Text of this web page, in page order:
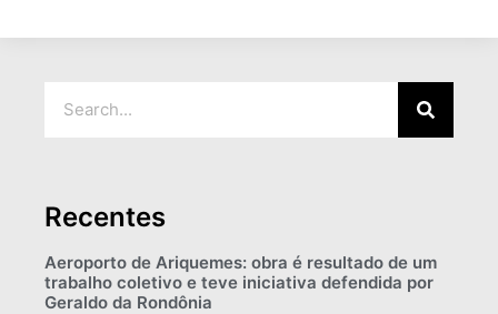
Recentes
Aeroporto de Ariquemes: obra é resultado de um
trabalho coletivo e teve iniciativa defendida por
Geraldo da Rondônia